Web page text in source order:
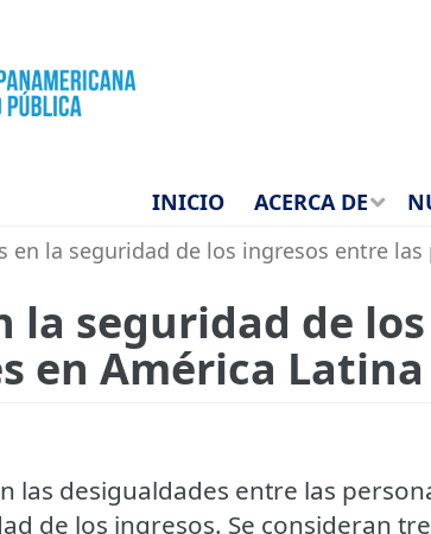
INICIO ACERCA DE
en la seguridad de los ingresos entre
la seguridad de
en América Latina
las desigualdades entre las
de los ingresos. Se consideran